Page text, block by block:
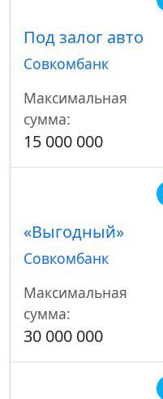
Под залог авто
Совкомбанк
Максимальная
сумма:
15 000 000
«Выгодный»
Совкомбанк
Максимальная
сумма:
30 000 000